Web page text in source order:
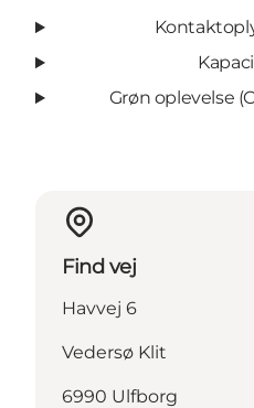
Grøn oplevelse
Find vej
Havvej 6
Vedersø Klit
6990 Ulfborg